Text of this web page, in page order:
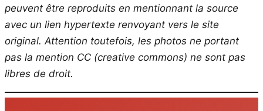
peuvent être reproduits en mentionnant la source
avec un lien hypertexte renvoyant vers le site
original. Attention toutefois, les photos ne portant
pas la mention CC (creative commons) ne sont pas
libres de droit.